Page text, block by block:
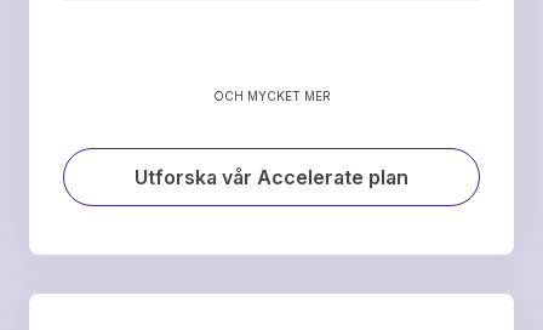
OCH MYCKET MER
Utforska vår Accelerate plan